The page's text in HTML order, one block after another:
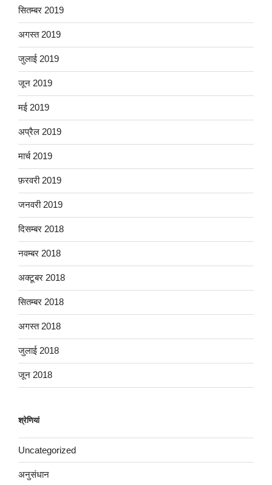
सितम्बर 2019
अगस्त 2019
जुलाई 2019
जून 2019
मई 2019
अप्रैल 2019
मार्च 2019
फ़रवरी 2019
जनवरी 2019
दिसम्बर 2018
नवम्बर 2018
अक्टूबर 2018
सितम्बर 2018
अगस्त 2018
जुलाई 2018
जून 2018
श्रेणियां
Uncategorized
अनुसंधान